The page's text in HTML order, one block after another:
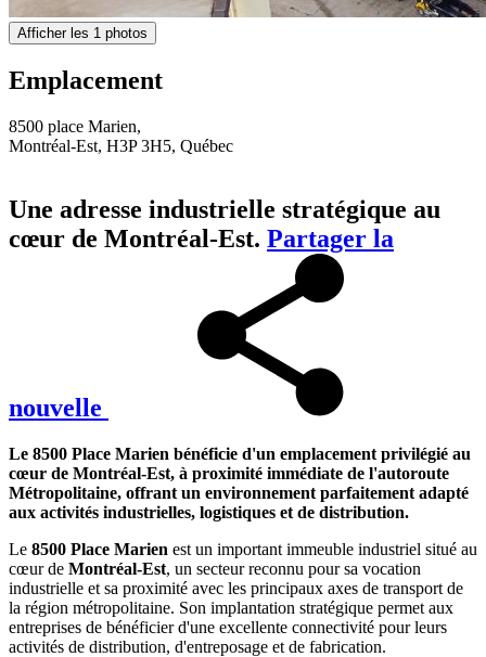
Afficher les 1 photos
Emplacement
8500 place Marien,
Montréal-Est, H3P 3H5, Québec
Une adresse industrielle stratégique au
cœur de Montréal-Est. Partager la
nouvelle
Le 8500 Place Marien bénéficie d'un emplacement privilégié au
cœur de Montréal-Est, à proximité immédiate de l'autoroute
Métropolitaine, offrant un environnement parfaitement adapté
aux activités industrielles, logistiques et de distribution.
Le 8500 Place Marien est un important immeuble industriel situé au
cœur de Montréal-Est, un secteur reconnu pour sa vocation
industrielle et sa proximité avec les principaux axes de transport de
la région métropolitaine. Son implantation stratégique permet aux
entreprises de bénéficier d'une excellente connectivité pour leurs
activités de distribution, d'entreposage et de fabrication.